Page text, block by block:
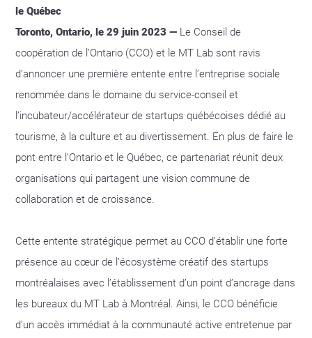
le Québec
Toronto, Ontario, le 29 juin 2023 — Le Conseil de
coopération de l’Ontario (CCO) et le MT Lab sont ravis
d’annoncer une première entente entre l’entreprise sociale
renommée dans le domaine du service-conseil et
l’incubateur/accélérateur de startups québécoises dédié au
tourisme, à la culture et au divertissement. En plus de faire le
pont entre l’Ontario et le Québec, ce partenariat réunit deux
organisations qui partagent une vision commune de
collaboration et de croissance.
Cette entente stratégique permet au CCO d’établir une forte
présence au cœur de l’écosystème créatif des startups
montréalaises avec l’établissement d’un point d’ancrage dans
les bureaux du MT Lab à Montréal. Ainsi, le CCO bénéficie
d’un accès immédiat à la communauté active entretenue par